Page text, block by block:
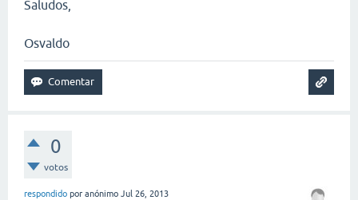
Saludos,
Osvaldo
0
votos
respondido por anónimo Jul 26, 2013